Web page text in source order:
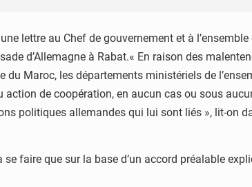
lettre au Chef de gouvernement et à
d’Allemagne à Rabat.« En raison des
Maroc, les départements ministériels de
de coopération, en aucun cas ou sous
politiques allemandes qui lui sont liés », lit-on
faire que sur la base d’un accord préalable